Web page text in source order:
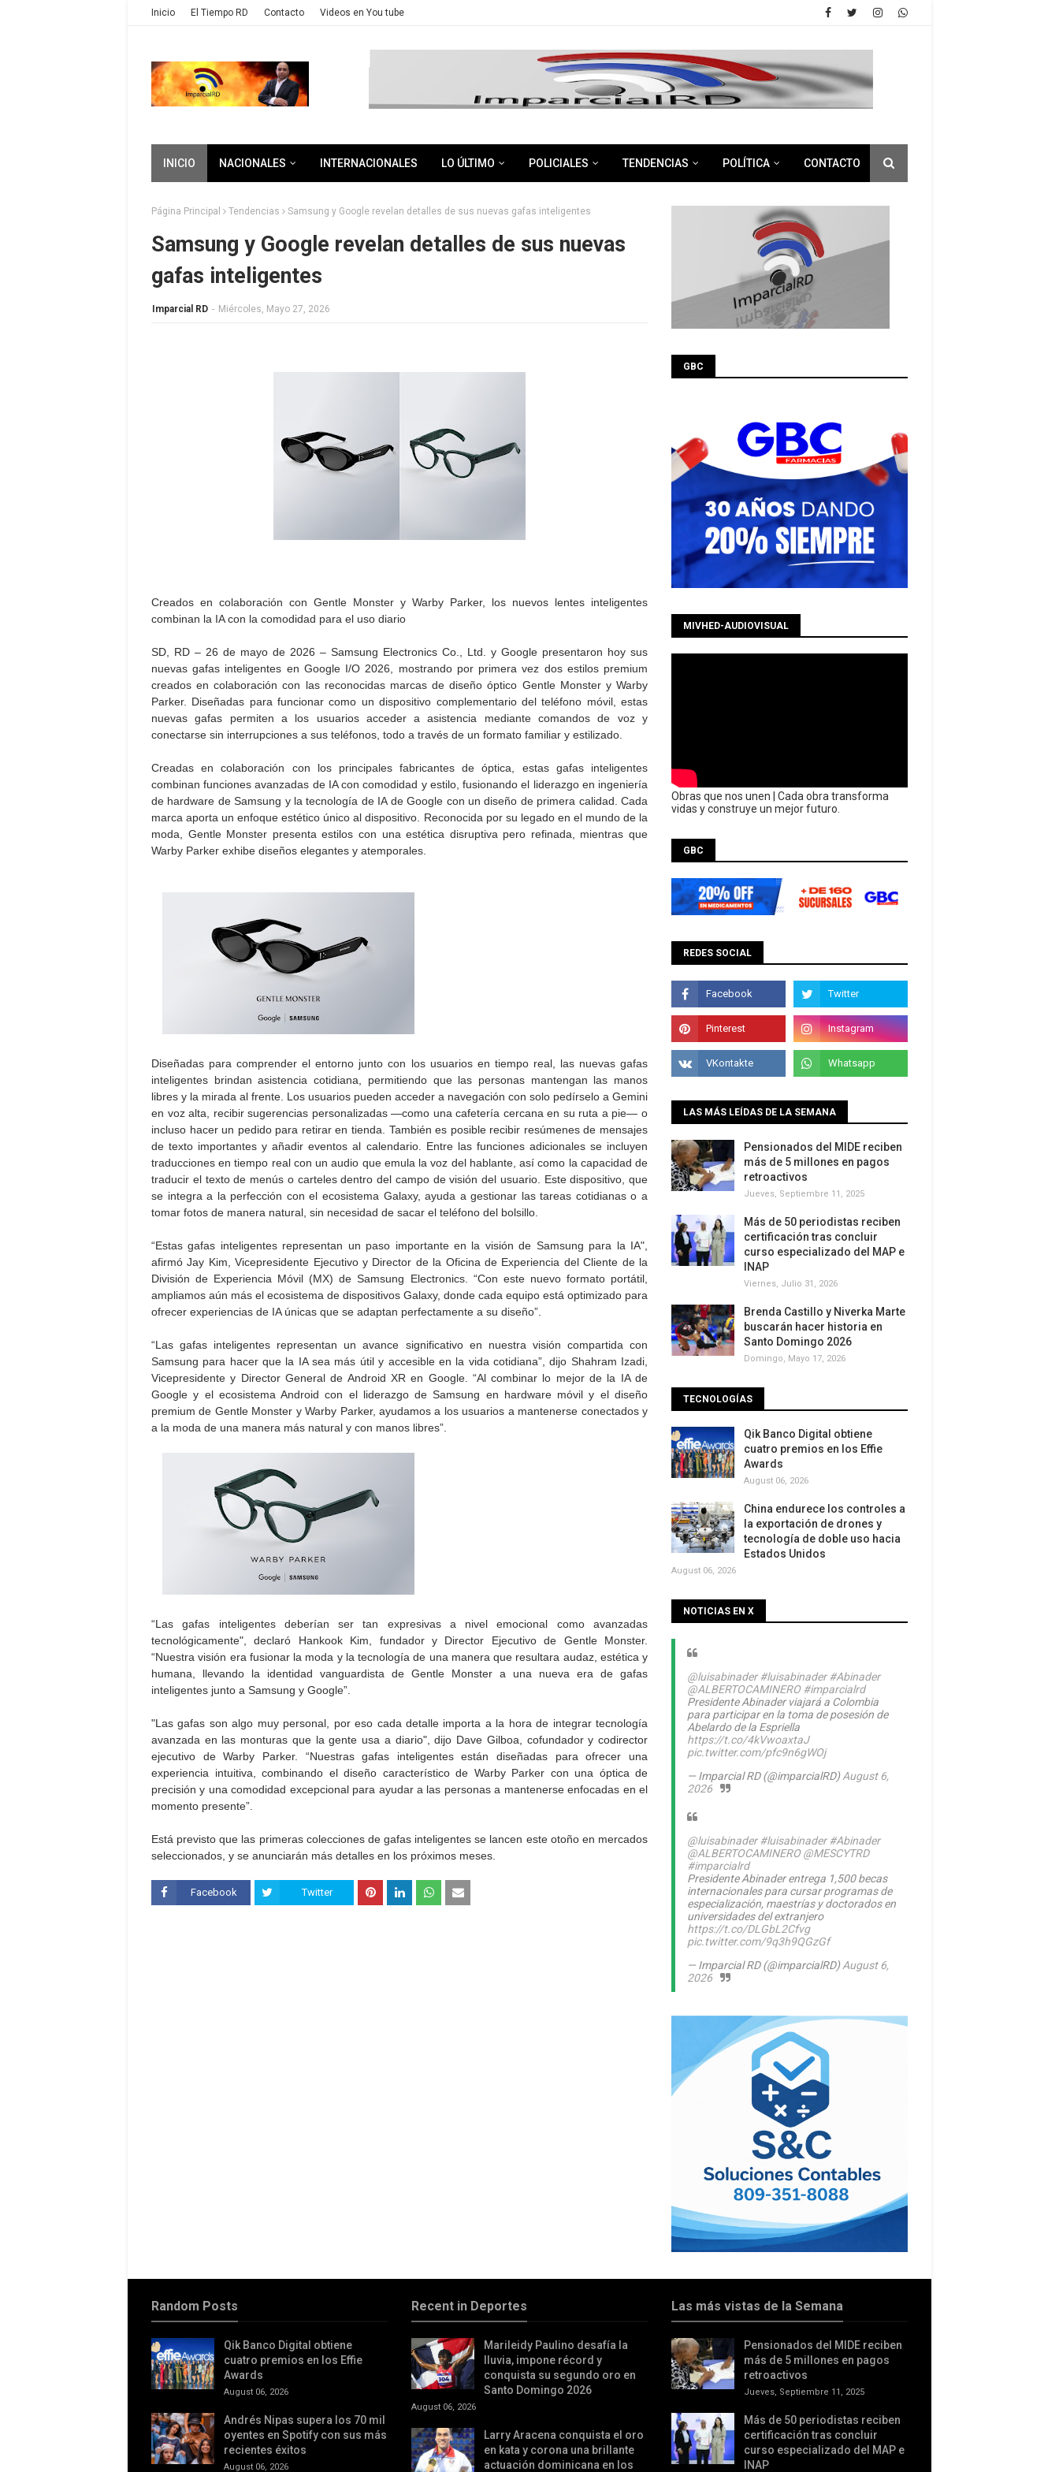
Inicio El Tiempo RD Contacto Videos en You tube
INICIO NACIONALES INTERNACIONALES LO ÚLTIMO POLICIALES TENDENCIAS POLÍTICA CONTACTO
Página Principal Tendencias Samsung y Google revelan detalles de sus nuevas gafas inteligentes
Samsung y Google revelan detalles de sus nuevas
gafas inteligentes
Imparcial RD - Miércoles, Mayo 27, 2026
Creados en colaboración con Gentle Monster y Warby Parker, los nuevos lentes inteligentes
combinan la IA con la comodidad para el uso diario
SD, RD – 26 de mayo de 2026 – Samsung Electronics Co., Ltd. y Google presentaron hoy sus
nuevas gafas inteligentes en Google I/O 2026, mostrando por primera vez dos estilos premium
creados en colaboración con las reconocidas marcas de diseño óptico Gentle Monster y Warby
Parker. Diseñadas para funcionar como un dispositivo complementario del teléfono móvil, estas
nuevas gafas permiten a los usuarios acceder a asistencia mediante comandos de voz y
conectarse sin interrupciones a sus teléfonos, todo a través de un formato familiar y estilizado.
Creadas en colaboración con los principales fabricantes de óptica, estas gafas inteligentes
combinan funciones avanzadas de IA con comodidad y estilo, fusionando el liderazgo en ingeniería
de hardware de Samsung y la tecnología de IA de Google con un diseño de primera calidad. Cada
marca aporta un enfoque estético único al dispositivo. Reconocida por su legado en el mundo de la
moda, Gentle Monster presenta estilos con una estética disruptiva pero refinada, mientras que
Warby Parker exhibe diseños elegantes y atemporales.
Diseñadas para comprender el entorno junto con los usuarios en tiempo real, las nuevas gafas
inteligentes brindan asistencia cotidiana, permitiendo que las personas mantengan las manos
libres y la mirada al frente. Los usuarios pueden acceder a navegación con solo pedírselo a Gemini
en voz alta, recibir sugerencias personalizadas —como una cafetería cercana en su ruta a pie— o
incluso hacer un pedido para retirar en tienda. También es posible recibir resúmenes de mensajes
de texto importantes y añadir eventos al calendario. Entre las funciones adicionales se incluyen
traducciones en tiempo real con un audio que emula la voz del hablante, así como la capacidad de
traducir el texto de menús o carteles dentro del campo de visión del usuario. Este dispositivo, que
se integra a la perfección con el ecosistema Galaxy, ayuda a gestionar las tareas cotidianas o a
tomar fotos de manera natural, sin necesidad de sacar el teléfono del bolsillo.
“Estas gafas inteligentes representan un paso importante en la visión de Samsung para la IA",
afirmó Jay Kim, Vicepresidente Ejecutivo y Director de la Oficina de Experiencia del Cliente de la
División de Experiencia Móvil (MX) de Samsung Electronics. “Con este nuevo formato portátil,
ampliamos aún más el ecosistema de dispositivos Galaxy, donde cada equipo está optimizado para
ofrecer experiencias de IA únicas que se adaptan perfectamente a su diseño”.
“Las gafas inteligentes representan un avance significativo en nuestra visión compartida con
Samsung para hacer que la IA sea más útil y accesible en la vida cotidiana”, dijo Shahram Izadi,
Vicepresidente y Director General de Android XR en Google. “Al combinar lo mejor de la IA de
Google y el ecosistema Android con el liderazgo de Samsung en hardware móvil y el diseño
premium de Gentle Monster y Warby Parker, ayudamos a los usuarios a mantenerse conectados y
a la moda de una manera más natural y con manos libres”.
“Las gafas inteligentes deberían ser tan expresivas a nivel emocional como avanzadas
tecnológicamente", declaró Hankook Kim, fundador y Director Ejecutivo de Gentle Monster.
“Nuestra visión era fusionar la moda y la tecnología de una manera que resultara audaz, estética y
humana, llevando la identidad vanguardista de Gentle Monster a una nueva era de gafas
inteligentes junto a Samsung y Google”.
"Las gafas son algo muy personal, por eso cada detalle importa a la hora de integrar tecnología
avanzada en las monturas que la gente usa a diario", dijo Dave Gilboa, cofundador y codirector
ejecutivo de Warby Parker. “Nuestras gafas inteligentes están diseñadas para ofrecer una
experiencia intuitiva, combinando el diseño característico de Warby Parker con una óptica de
precisión y una comodidad excepcional para ayudar a las personas a mantenerse enfocadas en el
momento presente”.
Está previsto que las primeras colecciones de gafas inteligentes se lancen este otoño en mercados
seleccionados, y se anunciarán más detalles en los próximos meses.
Facebook Twitter
GBC
MIVHED-AUDIOVISUAL
Obras que nos unen | Cada obra transforma
vidas y construye un mejor futuro.
GBC
REDES SOCIAL
LAS MÁS LEÍDAS DE LA SEMANA
Pensionados del MIDE reciben
más de 5 millones en pagos
retroactivos
Jueves, Septiembre 11, 2025
Más de 50 periodistas reciben
certificación tras concluir
curso especializado del MAP e
INAP
Viernes, Julio 31, 2026
Brenda Castillo y Niverka Marte
buscarán hacer historia en
Santo Domingo 2026
Domingo, Mayo 17, 2026
TECNOLOGÍAS
Qik Banco Digital obtiene
cuatro premios en los Effie
Awards
August 06, 2026
China endurece los controles a
la exportación de drones y
tecnología de doble uso hacia
Estados Unidos
August 06, 2026
NOTICIAS EN X
@luisabinader #luisabinader #Abinader
@ALBERTOCAMINERO #imparcialrd
Presidente Abinader viajará a Colombia
para participar en la toma de posesión de
Abelardo de la Espriella
https://t.co/4kVwoaxtaJ
pic.twitter.com/pfc9n6gWOj
— Imparcial RD (@imparcialRD)August 6,
2026
@luisabinader #luisabinader #Abinader
@ALBERTOCAMINERO @MESCYTRD
#imparcialrd
Presidente Abinader entrega 1,500 becas
internacionales para cursar programas de
especialización, maestrías y doctorados en
universidades del extranjero
https://t.co/DLGbL2Cfvg
pic.twitter.com/9q3h9QGzGf
— Imparcial RD (@imparcialRD)August 6,
2026
Random Posts
Qik Banco Digital obtiene
cuatro premios en los Effie
Awards
August 06, 2026
Andrés Nipas supera los 70 mil
oyentes en Spotify con sus más
recientes éxitos
August 06, 2026
Recent in Deportes
Marileidy Paulino desafía la
lluvia, impone récord y
conquista su segundo oro en
Santo Domingo 2026
August 06, 2026
Larry Aracena conquista el oro
en kata y corona una brillante
actuación dominicana en los
Las más vistas de la Semana
Pensionados del MIDE reciben
más de 5 millones en pagos
retroactivos
Jueves, Septiembre 11, 2025
Más de 50 periodistas reciben
certificación tras concluir
curso especializado del MAP e
INAP